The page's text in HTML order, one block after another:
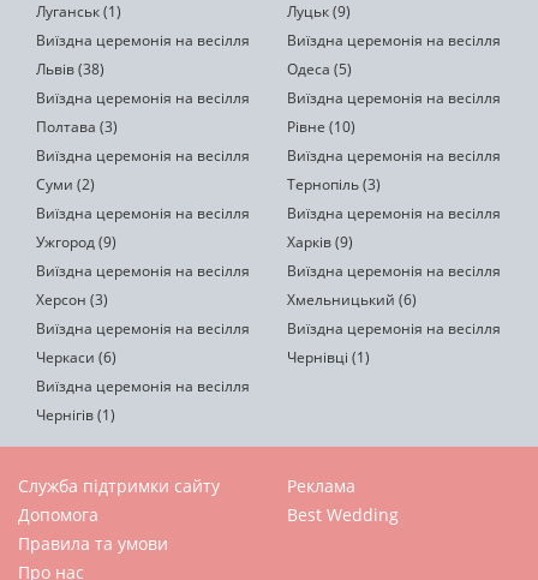
Луганськ (1)
Луцьк (9)
Виїздна церемонія на весілля
Львів (38)
Виїздна церемонія на весілля
Одеса (5)
Виїздна церемонія на весілля
Полтава (3)
Виїздна церемонія на весілля
Рівне (10)
Виїздна церемонія на весілля
Суми (2)
Виїздна церемонія на весілля
Тернопіль (3)
Виїздна церемонія на весілля
Ужгород (9)
Виїздна церемонія на весілля
Харків (9)
Виїздна церемонія на весілля
Херсон (3)
Виїздна церемонія на весілля
Хмельницький (6)
Виїздна церемонія на весілля
Черкаси (6)
Виїздна церемонія на весілля
Чернівці (1)
Виїздна церемонія на весілля
Чернігів (1)
Служба підтримки сайту
Допомога
Правила та умови
Про нас
Реклама
Best Wedding